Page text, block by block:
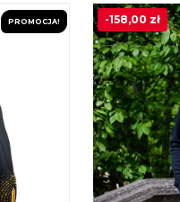
PROMOCJA! -158,00 zł